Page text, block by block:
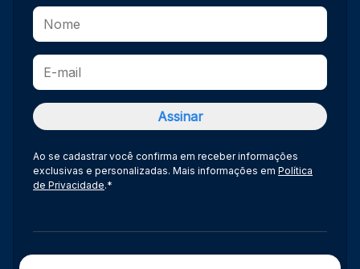
Ao se cadastrar você confirma em receber informações
exclusivas e personalizadas. Mais informações em Política
de Privacidade.*